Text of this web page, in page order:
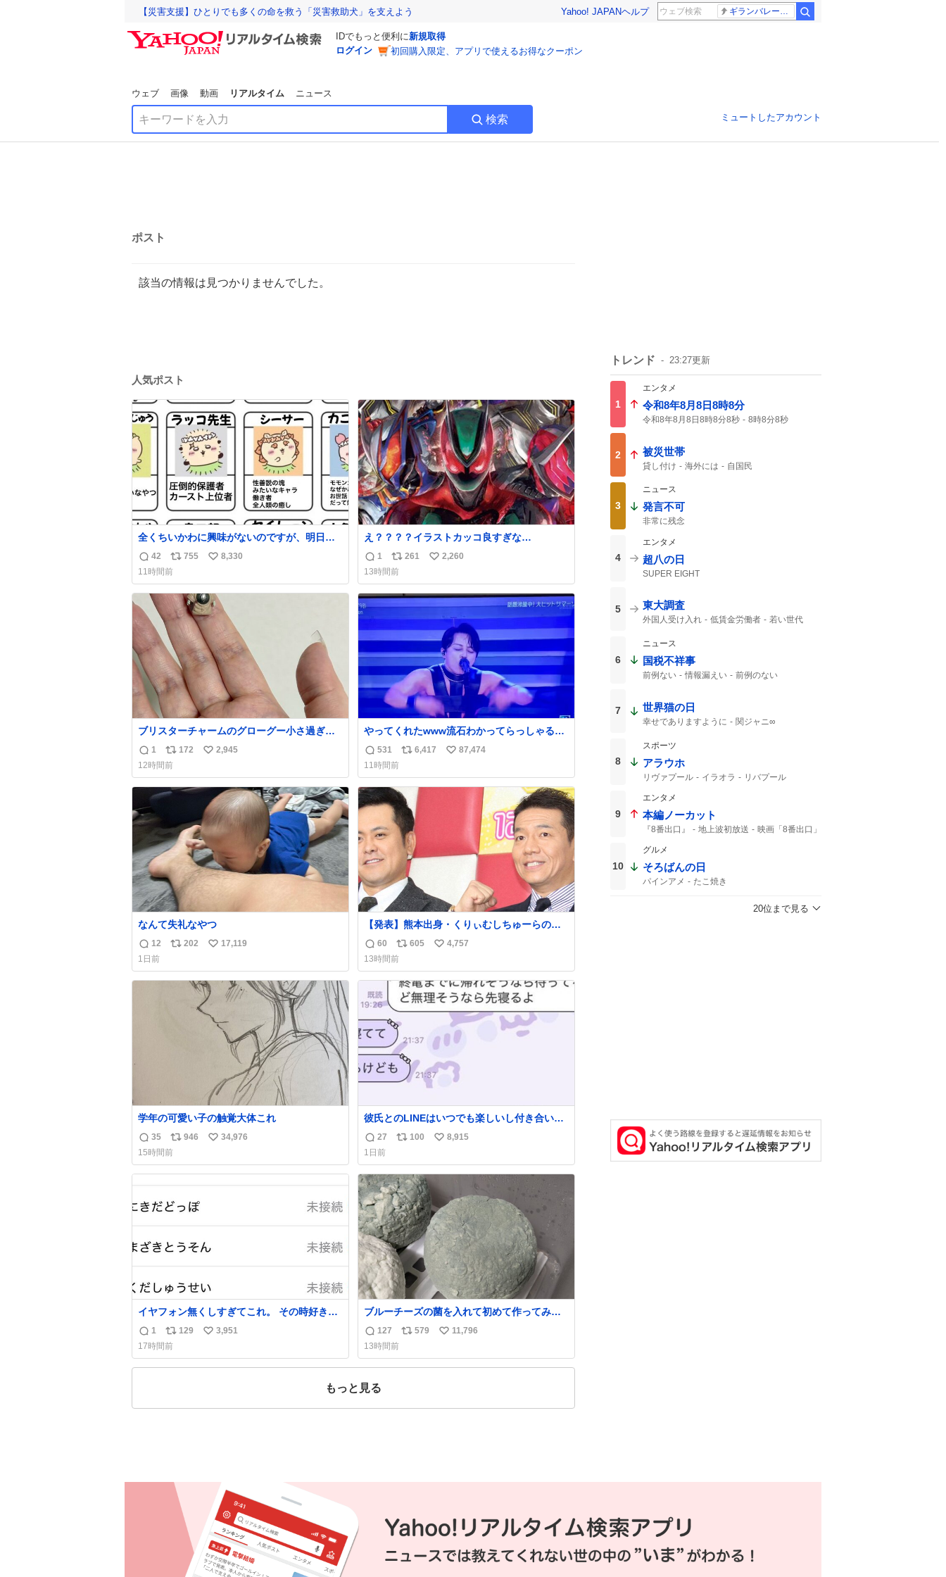
【災害支援】ひとりでも多くの命を救う「災害救助犬」を支えよう Yahoo! JAPANヘルプ ギランバレー症候群
IDでもっと便利に新規取得
ログイン
初回購入限定、アプリで使えるお得なクーポン
ウェブ 画像 動画 リアルタイム ニュース
検索 ミュートしたアカウント
ポスト
該当の情報は見つかりませんでした。
人気ポスト
全くちいかわに興味がないのですが、明日友
達の付き添いで見に行きます。 事前に予習で
きるよう、友達がキャラクターの説明を作っ
てくれたのですが、くりまんじゅうというや
つに説明に「あんたみたいなやつ」と書かれ
ていました。 一気に楽しみになりました。
返
信
数
42
リ
ポ
ス
ト
数
755
い
ね
数
8,330
11時間前
え？？？？イラストカッコ良すぎな
い？？？？？？？？？？？？
返
信
数
1
リ
ポ
ス
ト
数
261
い
ね
数
2,260
13時間前
ブリスターチャームのグローグー小さ過ぎて
今コレ
返
信
数
1
リ
ポ
ス
172
い
ね
数
2,945
12時間前
やってくれたwww流石わかってらっしゃる🤣
🤣🤣 #Mステ #西川貴教
返
信
数
531
リ
ス
ト
数
6,417
い
ね
87,474
11時間前
なんて失礼なやつ
返
信
数
12
リ
ス
202
い
ね
数
17,119
1日前
【発表】熊本出身・くりぃむしちゅーらの所
属事務所、被災地に義援金寄付
news.livedoor.com/article/detail… くりぃむ
しちゅーやマツコ、有働由美子らが所属する
芸能事務所「チャッターボックス」が7日、公
式サイトを更新。熊本地震の被災地支援のた
め義援金を寄付したことを公表した。
返
信
数
60
リ
ポ
ス
ト
数
605
い
ね
数
4,757
13時間前
学年の可愛い子の触覚大体これ
返
信
数
35
リ
ポ
ス
数
946
い
ね
34,976
15時間前
彼氏とのLINEはいつでも楽しいし付き合いた
ての頃の嬉しかったLINEは無限にあるけど(同
棲前は1日で各50通くらい送りあってたし)最
近嬉しかったのはこれ
返
信
数
27
リ
ス
ト
数
100
い
ね
数
8,915
1日前
イヤフォン無くしすぎてこれ。 その時好きだ
った男のセコムの名前にしてる
返
信
数
1
リ
ポ
ス
129
い
ね
3,951
17時間前
ブルーチーズの菌を入れて初めて作ってみた
チーズなんだけど 本能でちょっとヤバいと思
っちゃう見た目だな
返
信
数
127
リ
ス
579
い
ね
11,796
13時間前
もっと見る
トレンド 23:27更新
1
エンタメ
令和8年8月8日8時8分
令和8年8月8日8時8分8秒
8時8分8秒
2 被災世帯
貸し付け 海外には 自国民
3
ニュース
発言不可
非常に残念
4
エンタメ
超八の日
SUPER EIGHT
5 東大調査
外国人受け入れ 低賃金労働者 若い世代
6
ニュース
国税不祥事
前例ない 情報漏えい 前例のない
7 世界猫の日
幸せでありますように
関ジャニ∞
8
スポーツ
アラウホ
リヴァプール イラオラ
リバプール
バルサ
9
エンタメ
本編ノーカット
『8番出口』 地上波初放送
映画「8番出口」
8番出口
10
グルメ
そろばんの日
パインアメ たこ焼き
20位まで見る